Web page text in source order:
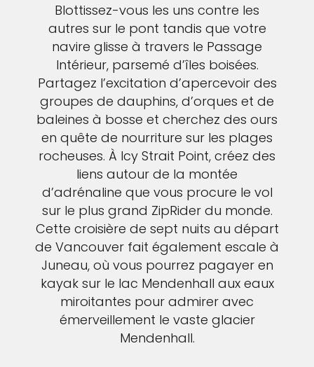
Blottissez-vous les uns contre les
autres sur le pont tandis que votre
navire glisse à travers le Passage
Intérieur, parsemé d’îles boisées.
Partagez l’excitation d’apercevoir des
groupes de dauphins, d’orques et de
baleines à bosse et cherchez des ours
en quête de nourriture sur les plages
rocheuses. À Icy Strait Point, créez des
liens autour de la montée
d’adrénaline que vous procure le vol
sur le plus grand ZipRider du monde.
Cette croisière de sept nuits au départ
de Vancouver fait également escale à
Juneau, où vous pourrez pagayer en
kayak sur le lac Mendenhall aux eaux
miroitantes pour admirer avec
émerveillement le vaste glacier
Mendenhall.